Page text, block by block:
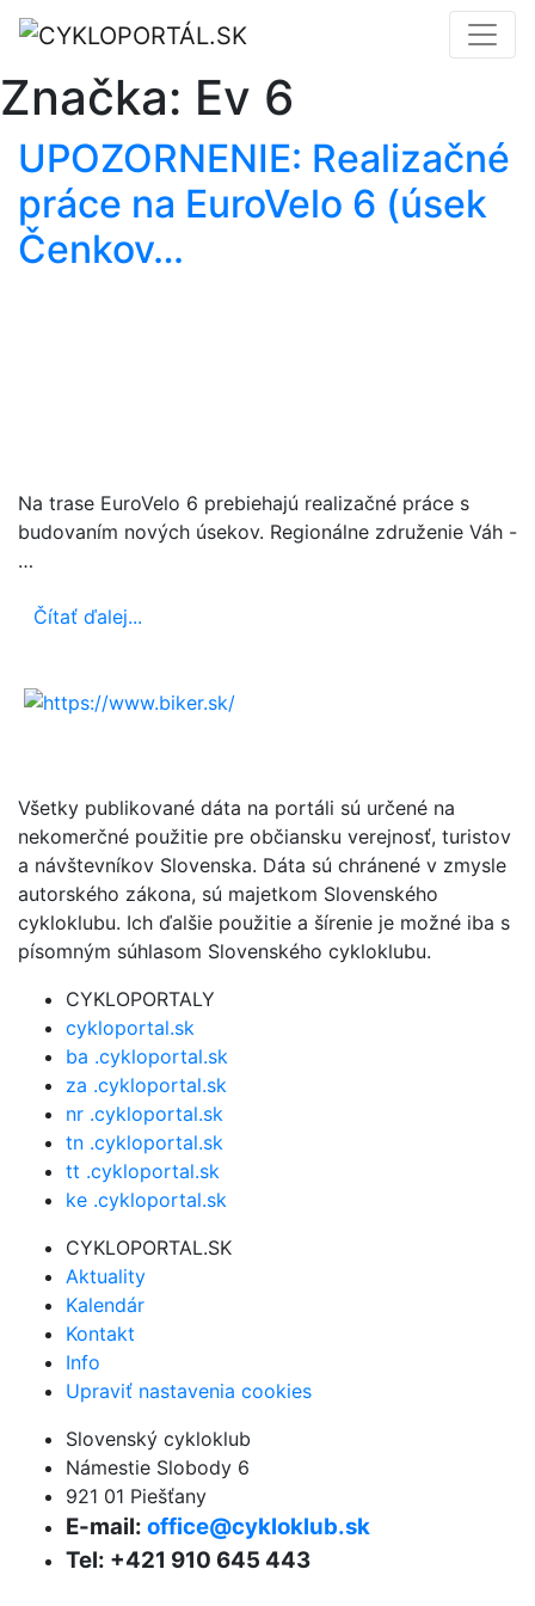
Značka: Ev 6
UPOZORNENIE: Realizačné
práce na EuroVelo 6 (úsek
Čenkov…
Na trase EuroVelo 6 prebiehajú realizačné práce s
budovaním nových úsekov. Regionálne združenie Váh -
…
Čítať ďalej...
Všetky publikované dáta na portáli sú určené na
nekomerčné použitie pre občiansku verejnosť, turistov
a návštevníkov Slovenska. Dáta sú chránené v zmysle
autorského zákona, sú majetkom Slovenského
cykloklubu. Ich ďalšie použitie a šírenie je možné iba s
písomným súhlasom Slovenského cykloklubu.
CYKLOPORTALY
cykloportal.sk
ba .cykloportal.sk
za .cykloportal.sk
nr .cykloportal.sk
tn .cykloportal.sk
tt .cykloportal.sk
ke .cykloportal.sk
CYKLOPORTAL.SK
Aktuality
Kalendár
Kontakt
Info
Upraviť nastavenia cookies
Slovenský cykloklub
Námestie Slobody 6
921 01 Piešťany
E-mail: office@cykloklub.sk
Tel: +421 910 645 443